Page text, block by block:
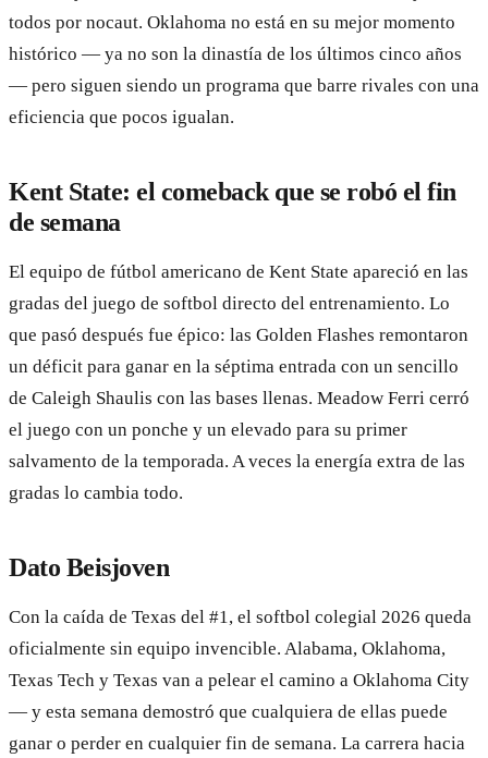
todos por nocaut. Oklahoma no está en su mejor momento
histórico — ya no son la dinastía de los últimos cinco años
— pero siguen siendo un programa que barre rivales con una
eficiencia que pocos igualan.
Kent State: el comeback que se robó el fin
de semana
El equipo de fútbol americano de Kent State apareció en las
gradas del juego de softbol directo del entrenamiento. Lo
que pasó después fue épico: las Golden Flashes remontaron
un déficit para ganar en la séptima entrada con un sencillo
de Caleigh Shaulis con las bases llenas. Meadow Ferri cerró
el juego con un ponche y un elevado para su primer
salvamento de la temporada. A veces la energía extra de las
gradas lo cambia todo.
Dato Beisjoven
Con la caída de Texas del #1, el softbol colegial 2026 queda
oficialmente sin equipo invencible. Alabama, Oklahoma,
Texas Tech y Texas van a pelear el camino a Oklahoma City
— y esta semana demostró que cualquiera de ellas puede
ganar o perder en cualquier fin de semana. La carrera hacia